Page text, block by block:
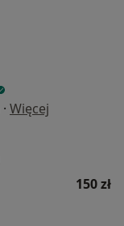
· Więcej
150 zł